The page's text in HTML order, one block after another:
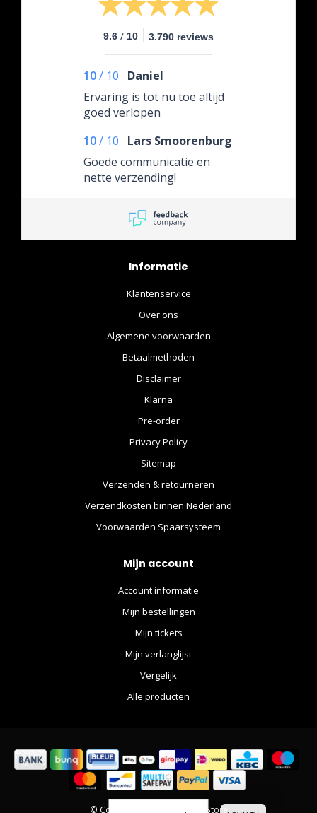
9.6 / 10 3.790 reviews
10/ 10
Daniel
Ervaring is tot nu toe altijd
goed verlopen
10/ 10
Lars Smoorenburg
Goede communicatie en
nette verzending!
Informatie
Klantenservice
Over ons
Algemene voorwaarden
Betaalmethoden
Disclaimer
Klarna
Pre-order
Privacy Policy
Sitemap
Verzenden & retourneren
Verzendkosten binnen Nederland
Voorwaarden Spaarsysteem
Mijn account
Account informatie
Mijn bestellingen
Mijn tickets
Mijn verlanglijst
Vergelijk
Alle producten
© Copyright 2026 The Movie Store